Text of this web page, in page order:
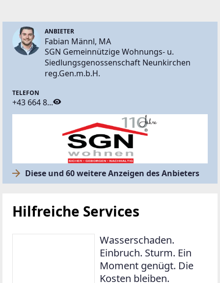
ANBIETER
Fabian Männl, MA
SGN Gemeinnützige Wohnungs- u.
Siedlungsgenossenschaft Neunkirchen
reg.Gen.m.b.H.
TELEFON
+43 664 8...
Diese und 60 weitere Anzeigen des Anbieters
Hilfreiche Services
Wasserschaden.
Einbruch. Sturm. Ein
Moment genügt. Die
Kosten bleiben.